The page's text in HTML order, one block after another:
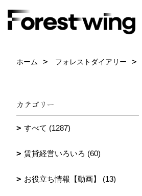
ホーム フォレストダイアリー
カテゴリー
すべて (1287)
賃貸経営いろいろ (60)
お役立ち情報【動画】 (13)